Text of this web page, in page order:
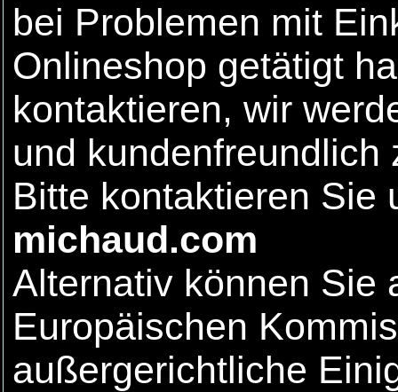
bei Problemen mit
Onlineshop getätigt
kontaktieren, wir
und kundenfreundlich
Bitte kontaktieren Sie
michaud.com
Alternativ können Sie
Europäischen
außergerichtliche